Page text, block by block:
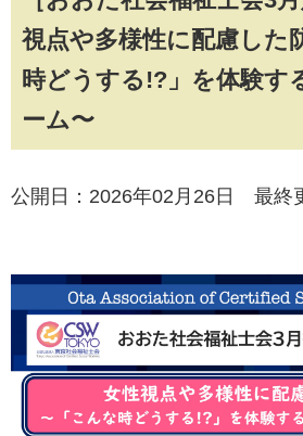
視点や多様性に配慮した
時どうする!?」を体験す
ーム〜
公開日：2026年02月26日 最終